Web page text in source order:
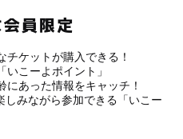
員限定
みながら参加できる「いこー